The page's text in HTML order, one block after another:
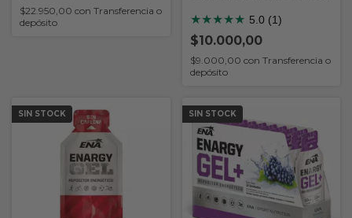
$22.950,00 con Transferencia o
depósito
★★★★★ 5.0 (1)
$10.000,00
$9.000,00 con Transferencia o
depósito
SIN STOCK SIN STOCK